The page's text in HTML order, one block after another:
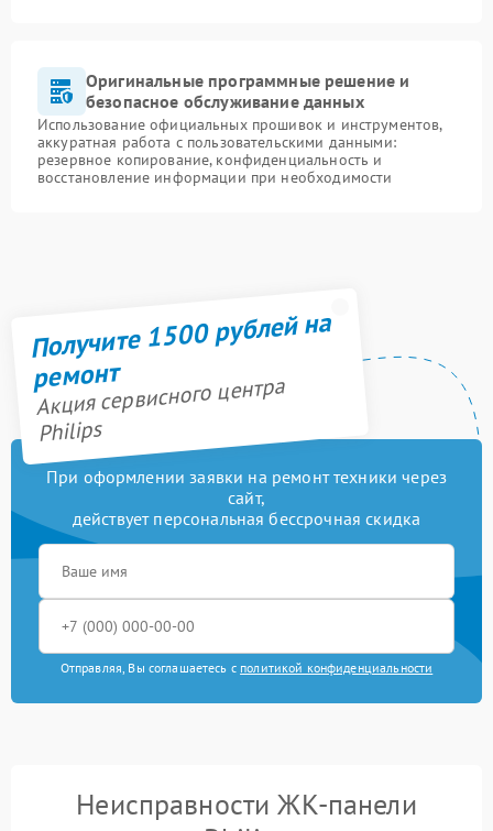
Оригинальные программные решение и
безопасное обслуживание данных
Использование официальных прошивок и инструментов,
аккуратная работа с пользовательскими данными:
резервное копирование, конфиденциальность и
восстановление информации при необходимости
Получите 1500 рублей на
ремонт
Акция сервисного центра
Philips
При оформлении заявки на ремонт техники через
сайт,
действует персональная бессрочная скидка
Отправляя, Вы соглашаетесь с политикой конфиденциальности
Неисправности ЖК-панели